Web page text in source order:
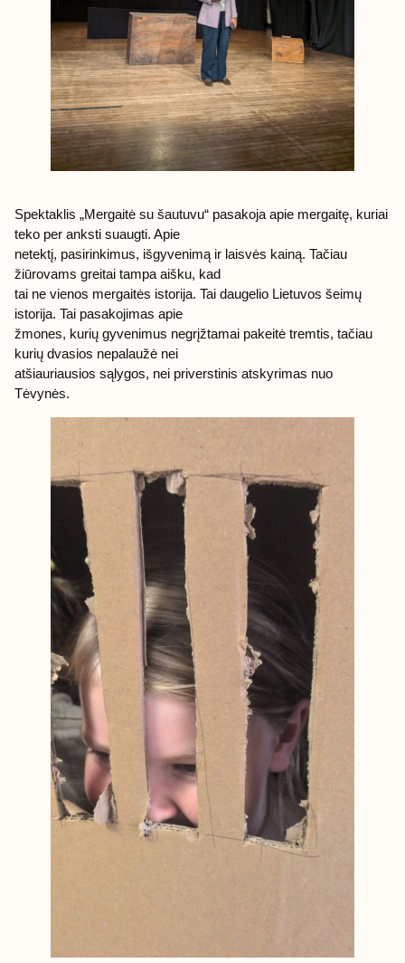
Spektaklis „Mergaitė su šautuvu“ pasakoja apie mergaitę, kuriai
teko per anksti suaugti. Apie
netektį, pasirinkimus, išgyvenimą ir laisvės kainą. Tačiau
žiūrovams greitai tampa aišku, kad
tai ne vienos mergaitės istorija. Tai daugelio Lietuvos šeimų
istorija. Tai pasakojimas apie
žmones, kurių gyvenimus negrįžtamai pakeitė tremtis, tačiau
kurių dvasios nepalaužė nei
atšiauriausios sąlygos, nei priverstinis atskyrimas nuo
Tėvynės.